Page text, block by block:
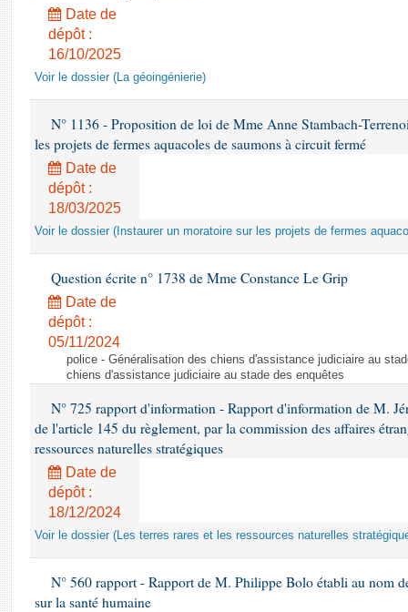
Date de
dépôt :
16/10/2025
Voir le dossier (La géoingénierie)
N° 1136 - Proposition de loi de Mme Anne Stambach-
les projets de fermes aquacoles de saumons à circuit fermé
Date de
dépôt :
18/03/2025
Voir le dossier (Instaurer un moratoire sur les projets de fermes
Question écrite n° 1738 de Mme Constance Le Grip
Date de
dépôt :
05/11/2024
police - Généralisation des chiens d'assistance judiciaire au
chiens d'assistance judiciaire au stade des enquêtes
N° 725 rapport d'information - Rapport d'information de M.
de l'article 145 du règlement, par la commission des affaires
ressources naturelles stratégiques
Date de
dépôt :
18/12/2024
Voir le dossier (Les terres rares et les ressources naturelles
N° 560 rapport - Rapport de M. Philippe Bolo établi au nom
sur la santé humaine